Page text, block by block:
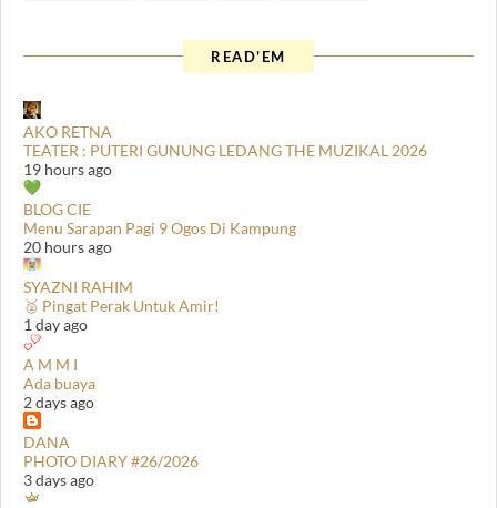
READ'EM
AKO RETNA
TEATER : PUTERI GUNUNG LEDANG THE MUZIKAL 2026
19 hours ago
BLOG CIE
Menu Sarapan Pagi 9 Ogos Di Kampung
20 hours ago
SYAZNI RAHIM
🥈 Pingat Perak Untuk Amir!
1 day ago
A M M I
Ada buaya
2 days ago
DANA
PHOTO DIARY #26/2026
3 days ago